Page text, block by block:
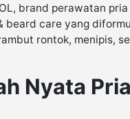
brand perawatan pria
beard care yang
rontok, menipis,
Nyata Pria